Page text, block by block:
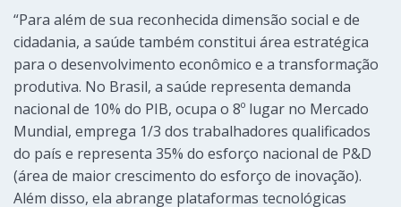
“Para além de sua reconhecida dimensão social e de
cidadania, a saúde também constitui área estratégica
para o desenvolvimento econômico e a transformação
produtiva. No Brasil, a saúde representa demanda
nacional de 10% do PIB, ocupa o 8º lugar no Mercado
Mundial, emprega 1/3 dos trabalhadores qualificados
do país e representa 35% do esforço nacional de P&D
(área de maior crescimento do esforço de inovação).
Além disso, ela abrange plataformas tecnológicas